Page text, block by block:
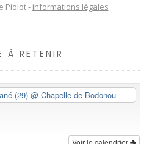
Piolot - informations légales
À RETENIR
(29) @ Chapelle de Bodonou
Voir le calendrier